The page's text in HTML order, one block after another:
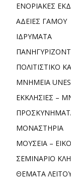
ΕΝΟΡΙΑΚΕΣ
ΑΔΕΙΕΣ ΓΑΜΟΥ
ΙΔΡΥΜΑΤΑ
ΠΟΛΙΤΙΣΤΙΚΟ
ΜΝΗΜΕΙΑ
ΕΚΚΛΗΣΙΕΣ –
ΜΟΝΑΣΤΗΡΙΑ
ΜΟΥΣΕΙΑ –
ΣΕΜΙΝΑΡΙΟ
ΘΕΜΑΤΑ